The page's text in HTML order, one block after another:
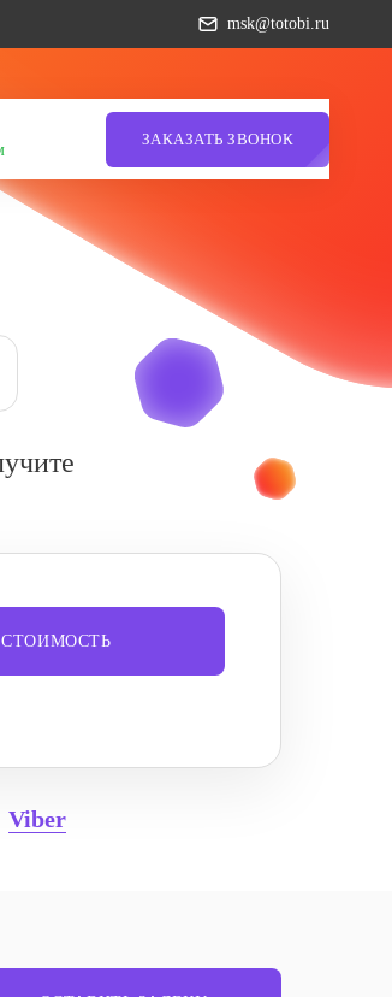
msk@totobi.ru
ЗАКАЗАТЬ ЗВОНОК
СТОИМОСТЬ
Viber